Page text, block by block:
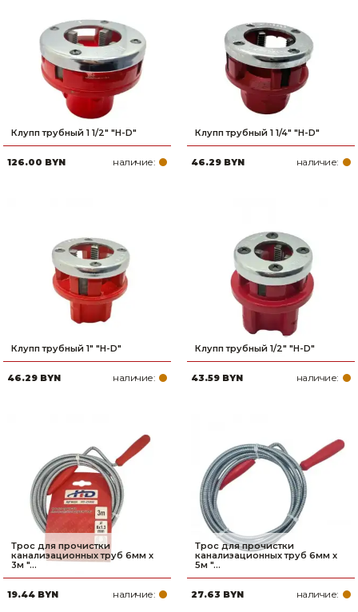
Клупп трубный 1 1/2" "H-D"
126.00 BYN наличие:
Клупп трубный 1 1/4" "H-D"
46.29 BYN наличие:
Клупп трубный 1" "H-D"
46.29 BYN наличие:
Клупп трубный 1/2" "H-D"
43.59 BYN наличие:
Трос для прочистки
канализационных труб 6мм х
3м "...
19.44 BYN наличие:
Трос для прочистки
канализационных труб 6мм х
5м "...
27.63 BYN наличие: